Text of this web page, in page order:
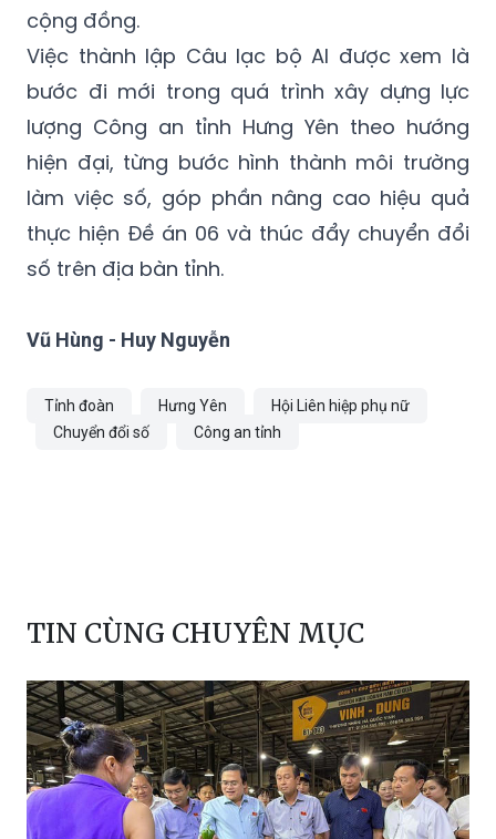
cộng đồng.
Việc thành lập Câu lạc bộ AI được xem là
bước đi mới trong quá trình xây dựng lực
lượng Công an tỉnh Hưng Yên theo hướng
hiện đại, từng bước hình thành môi trường
làm việc số, góp phần nâng cao hiệu quả
thực hiện Đề án 06 và thúc đẩy chuyển đổi
số trên địa bàn tỉnh.
Vũ Hùng - Huy Nguyễn
Tỉnh đoàn Hưng Yên
Hội Liên hiệp phụ nữ
Chuyển đổi số
Công an tỉnh
TIN CÙNG CHUYÊN MỤC